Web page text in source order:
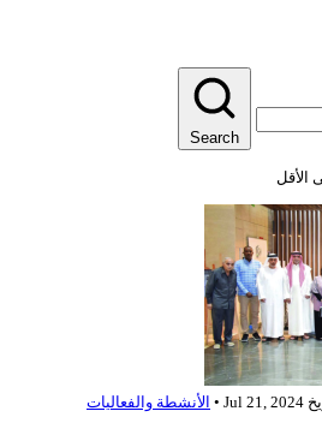
Search
Jul 21, 2024
• الأنشطة والفعاليات